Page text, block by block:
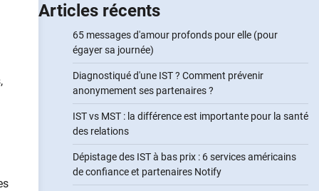
Articles récents
65 messages d'amour profonds pour elle (pour
égayer sa journée)
Diagnostiqué d'une IST ? Comment prévenir
anonymement ses partenaires ?
IST vs MST : la différence est importante pour la santé
des relations
Dépistage des IST à bas prix : 6 services américains
de confiance et partenaires Notify